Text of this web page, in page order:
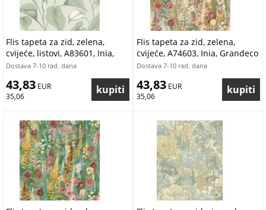
Flis tapeta za zid, zelena,
cvijeće, listovi, A83601, Inia,
Grandeco | Ljepilo besplatno
Dostava 7-10 rad. dana
43,83 EUR
35,06
Flis tapeta za zid, zelena,
cvijeće, A74603, Inia, Grandeco
| Ljepilo besplatno
Dostava 7-10 rad. dana
43,83 EUR
35,06